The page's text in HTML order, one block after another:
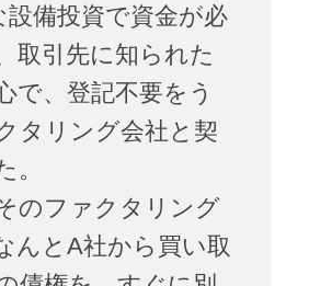
設備投資で資金が必
取引先に知られた
で、登記不要をう
タリング会社と契
。
のファクタリング
んとA社から買い取